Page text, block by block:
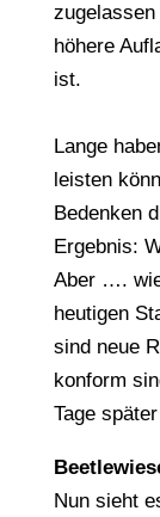
höhere
ist.
Lange
leisten
Bedenken
Ergebnis:
Aber ….
heutigen
sind neue
konform
Tage
Nun sieht